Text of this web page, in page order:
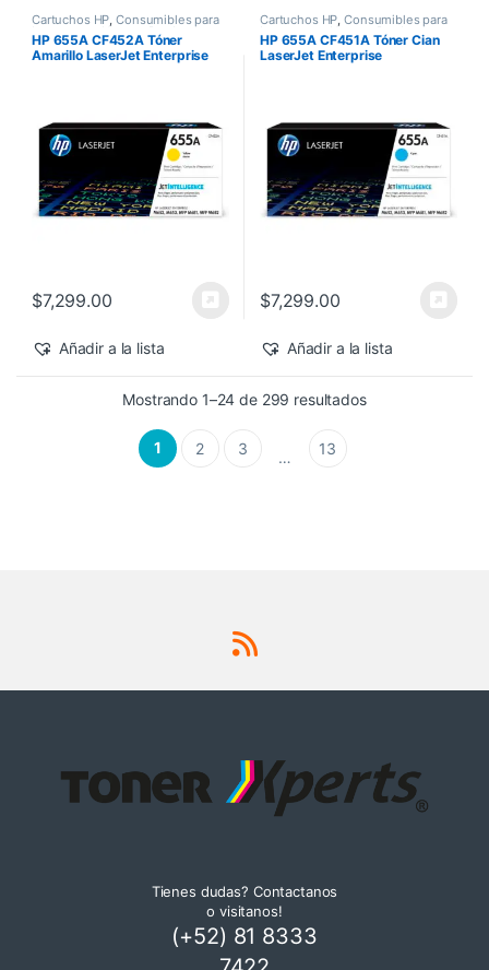
Cartuchos HP,Consumibles para
Impresoras,Nuevos Productos
Sobre Pedido,Toner Original
HP 655A CF452A Tóner
Amarillo LaserJet Enterprise
$7,299.00
Añadir a la lista
Cartuchos HP,Consumibles para
Impresoras,Nuevos Productos
Sobre Pedido,Toner Original
HP 655A CF451A Tóner Cian
LaserJet Enterprise
$7,299.00
Añadir a la lista
Mostrando 1–24 de 299 resultadosSorted by latest
1 2 3 … 13
Tienes dudas? Contactanos
o visitanos!
(+52) 81 8333